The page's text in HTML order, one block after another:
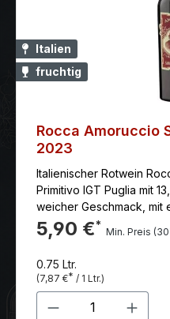
Italien
fruchtig
Rocca Amoruccio
2023
Italienischer Rotwein
Primitivo IGT Puglia mit
weicher Geschmack, mit
Säure und Struktur.
5,90 €*
Min. Preis
0.75 Ltr.
(7,87 €* / 1 Ltr.)
Produkt